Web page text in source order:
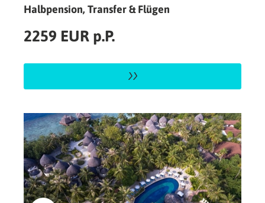
Halbpension, Transfer & Flügen
2259 EUR p.P.